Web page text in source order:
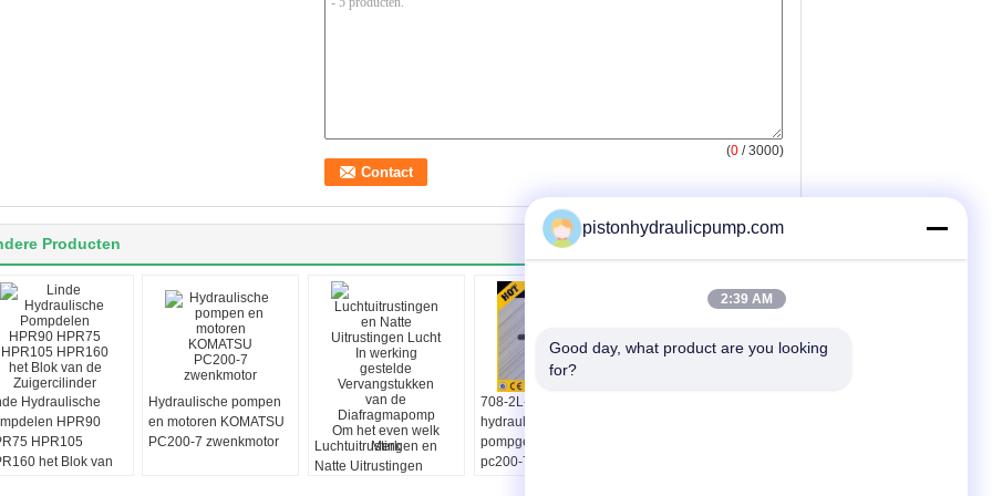
(0 / 3000)
Producten
Hydraulische
HPR90
HPR105
het Blok van
Hydraulische pompen
en motoren KOMATSU
PC200-7 zwenkmotor
Luchtuitrustingen en
Natte Uitrustingen
708-2L-06111
hydraulische
pompgeval KOMATSU
pc200-7 voorgeval
pistonhydraulicpump.com
2:39 AM
Good day, what product are you looking
for?